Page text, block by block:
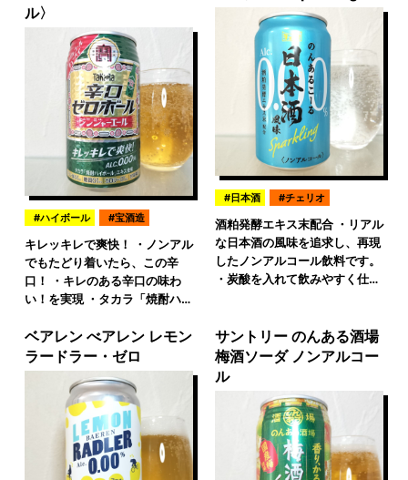
ル〉
ハイボール 宝酒造
キレッキレで爽快！ ・ノンアル
でもたどり着いたら、この辛
口！ ・キレのある辛口の味わ
い！を実現 ・タカラ「焼酎ハ…
日本酒 チェリオ
酒粕発酵エキス末配合 ・リアル
な日本酒の風味を追求し、再現
したノンアルコール飲料です。
・炭酸を入れて飲みやすく仕…
ベアレン べアレン レモン
ラードラー・ゼロ
サントリー のんある酒場
梅酒ソーダ ノンアルコー
ル